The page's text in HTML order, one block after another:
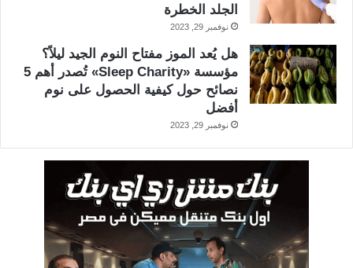
الجلد الخطرة
نوفمبر 29, 2023
هل يُعد الموز مفتاح النوم الجيد ليلاً؟
مؤسسة «Sleep Charity» تُصدر أهم 5
نصائح حول كيفية الحصول على نوم
أفضل
نوفمبر 29, 2023